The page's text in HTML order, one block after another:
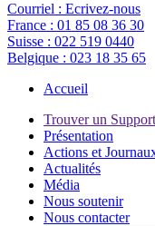
Courriel : Ecrivez-nous
France : 01 85 08 36 30
Suisse : 022 519 0440
Belgique : 023 18 35 65
Accueil
Trouver un
Présentation
Actions et
Actualités
Média
Nous soutenir
Nous contacter